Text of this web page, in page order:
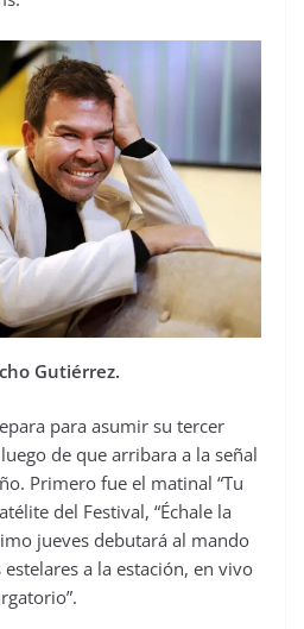
Gutiérrez.
para asumir su tercer
de que arribara a la señal
Primero fue el matinal “Tu
del Festival, “Échale la
jueves debutará al mando
a la estación, en vivo